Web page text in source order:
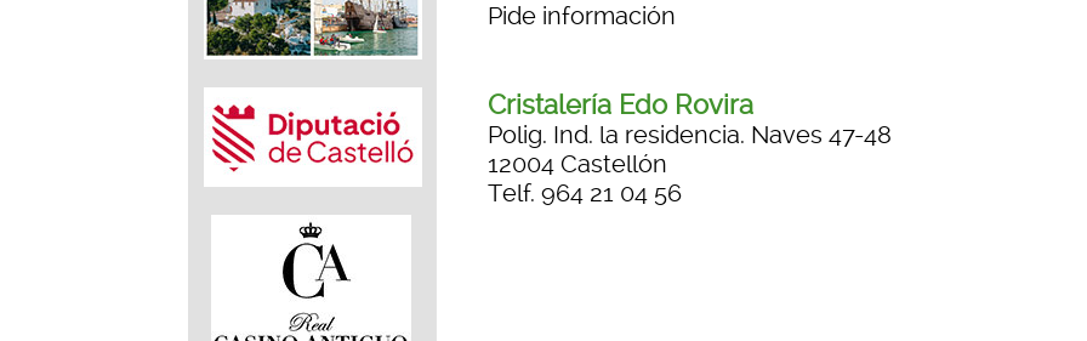
Pide información
Cristalería Edo Rovira
Polig. Ind. la residencia. Naves 47-48
12004 Castellón
Telf. 964 21 04 56